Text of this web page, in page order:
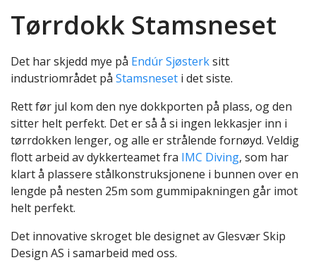
Tørrdokk Stamsneset
Det har skjedd mye på Endúr Sjøsterksitt
industriområdet på Stamsneset i det siste.
Rett før jul kom den nye dokkporten på plass, og den
sitter helt perfekt. Det er så å si ingen lekkasjer inn i
tørrdokken lenger, og alle er strålende fornøyd. Veldig
flott arbeid av dykkerteamet fra IMC Diving, som har
klart å plassere stålkonstruksjonene i bunnen over en
lengde på nesten 25m som gummipakningen går imot
helt perfekt.
Det innovative skroget ble designet av Glesvær Skip
Design AS i samarbeid med oss.